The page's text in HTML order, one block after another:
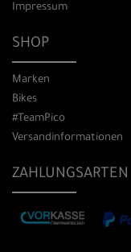
Impressum
SHOP
Marken
Bikes
#TeamPico
Versandinformationen
ZAHLUNGSARTEN